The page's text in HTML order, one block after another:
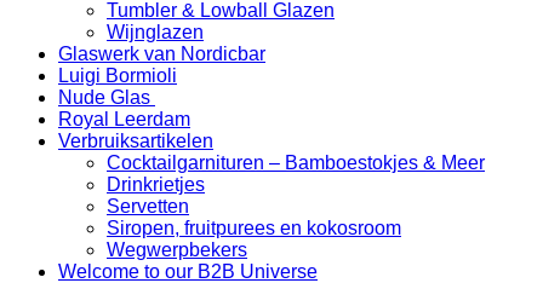
Tumbler & Lowball Glazen
Wijnglazen
Glaswerk van Nordicbar
Luigi Bormioli
Nude Glas
Royal Leerdam
Verbruiksartikelen
Cocktailgarnituren – Bamboestokjes & Meer
Drinkrietjes
Servetten
Siropen, fruitpurees en kokosroom
Wegwerpbekers
Welcome to our B2B Universe